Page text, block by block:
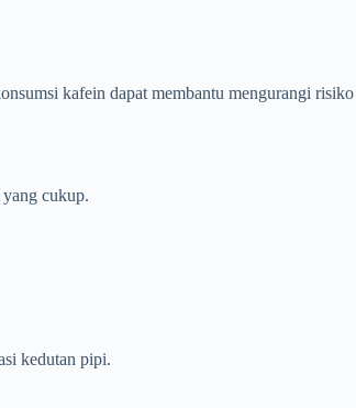
kafein dapat membantu mengurangi
cukup.
kedutan pipi.